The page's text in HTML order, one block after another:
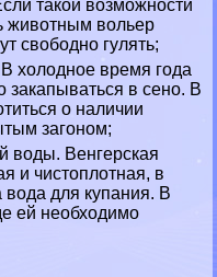
такой возможности
животным вольер
свободно гулять;
холодное время года
закапываться в сено. В
о наличии
загоном;
воды. Венгерская
и чистоплотная, в
для купания. В
ей необходимо